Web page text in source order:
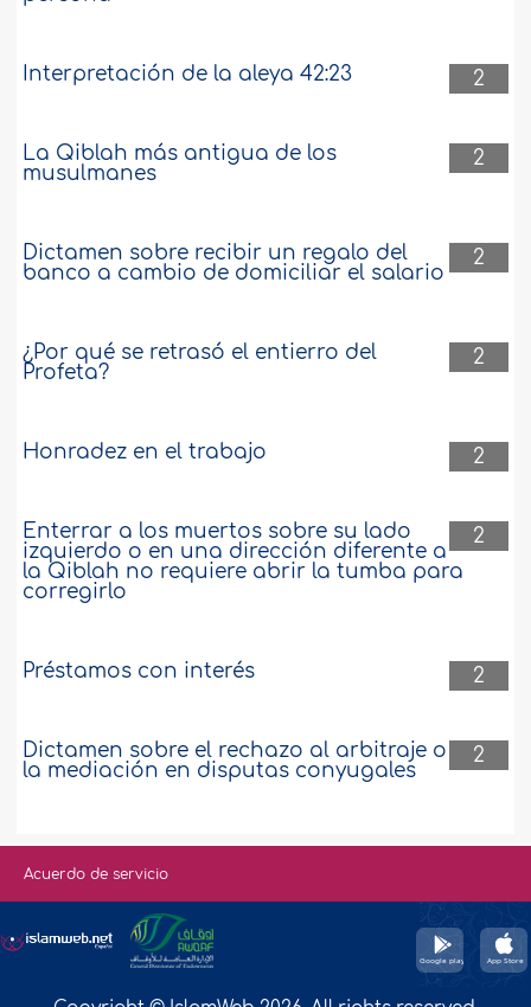
2
Interpretación de la aleya 42:23
2
La Qiblah más antigua de los
musulmanes
2
Dictamen sobre recibir un regalo del
banco a cambio de domiciliar el salario
2
¿Por qué se retrasó el entierro del
Profeta?
2
Honradez en el trabajo
2
Enterrar a los muertos sobre su lado
izquierdo o en una dirección diferente a
la Qiblah no requiere abrir la tumba para
corregirlo
2
Préstamos con interés
2
Dictamen sobre el rechazo al arbitraje o
la mediación en disputas conyugales
Acuerdo de servicio